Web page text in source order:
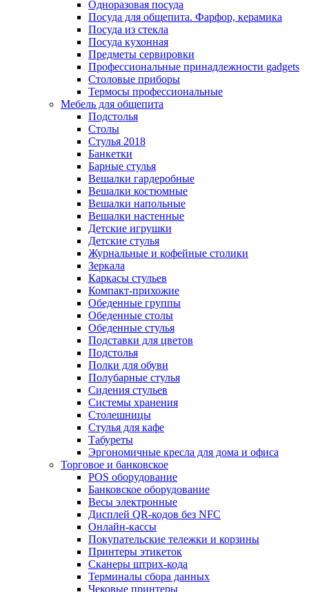
Одноразовая посуда
Посуда для общепита. Фарфор, керамика
Посуда из стекла
Посуда кухонная
Предметы сервировки
Профессиональные принадлежности gadgets
Столовые приборы
Термосы профессиональные
Мебель для общепита
Подстолья
Столы
Стулья 2018
Банкетки
Барные стулья
Вешалки гардеробные
Вешалки костюмные
Вешалки напольные
Вешалки настенные
Детские игрушки
Детские стулья
Журнальные и кофейные столики
Зеркала
Каркасы стульев
Компакт-прихожие
Обеденные группы
Обеденные столы
Обеденные стулья
Подставки для цветов
Подстолья
Полки для обуви
Полубарные стулья
Сидения стульев
Системы хранения
Столешницы
Стулья для кафе
Табуреты
Эргономичные кресла для дома и офиса
Торговое и банковское
POS оборудование
Банковское оборудование
Весы электронные
Дисплей QR-кодов без NFC
Онлайн-кассы
Покупательские тележки и корзины
Принтеры этикеток
Сканеры штрих-кода
Терминалы сбора данных
Чековые принтеры